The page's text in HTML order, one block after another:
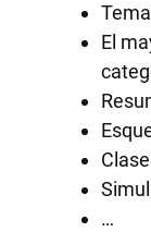
El
…